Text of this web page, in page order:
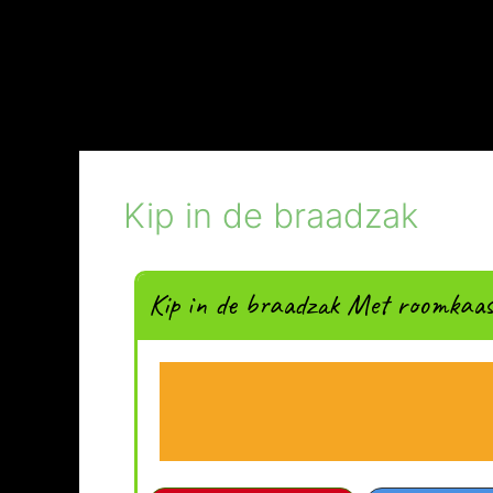
Kip in de braadzak
Kip in de braadzak Met